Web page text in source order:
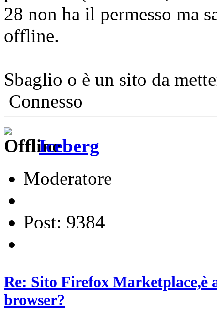
28 non ha il permesso ma
offline.
Sbaglio o è un sito da
Connesso
Iceberg
Moderatore
Post: 9384
Re: Sito Firefox Marketplace,è
browser?